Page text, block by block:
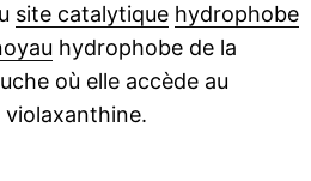
site catalytique hydrophobe
hydrophobe de la
où elle accède au